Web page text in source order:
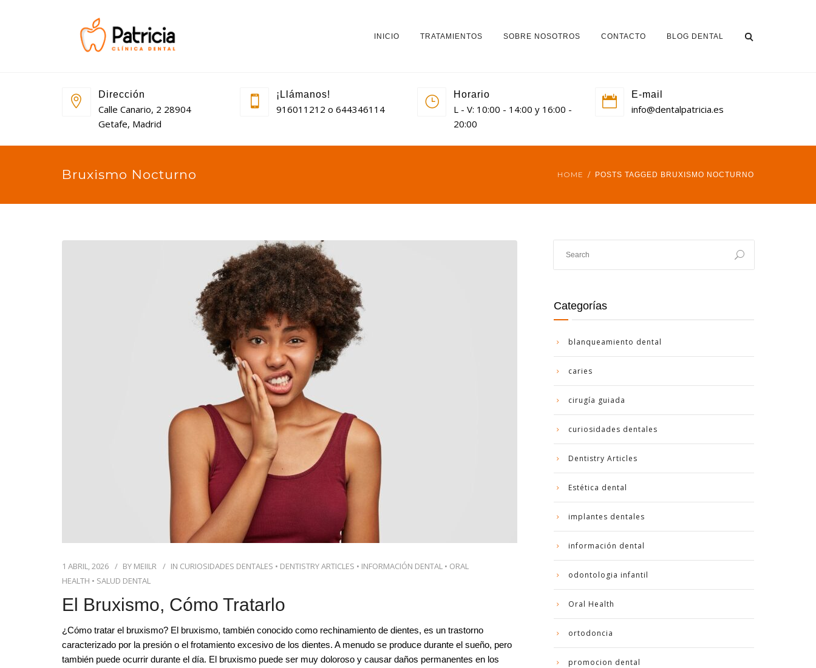
INICIO TRATAMIENTOS SOBRE NOSOTROS CONTACTO BLOG DENTAL
Dirección
Calle Canario, 2 28904
Getafe, Madrid
¡Llámanos!
916011212 o 644346114
Horario
L - V: 10:00 - 14:00 y 16:00 -
20:00
E-mail
info@dentalpatricia.es
Bruxismo Nocturno HOME POSTS TAGGED BRUXISMO NOCTURNO
1 ABRIL, 2026 BY MEIILR IN CURIOSIDADES DENTALES • DENTISTRY ARTICLES • INFORMACIÓN DENTAL • ORAL
HEALTH • SALUD DENTAL
El Bruxismo, Cómo Tratarlo
¿Cómo tratar el bruxismo? El bruxismo, también conocido como rechinamiento de dientes, es un trastorno
caracterizado por la presión o el frotamiento excesivo de los dientes. A menudo se produce durante el sueño, pero
también puede ocurrir durante el día. El bruxismo puede ser muy doloroso y causar daños permanentes en los
Categorías
blanqueamiento dental
caries
cirugía guiada
curiosidades dentales
Dentistry Articles
Estética dental
implantes dentales
información dental
odontologia infantil
Oral Health
ortodoncia
promocion dental